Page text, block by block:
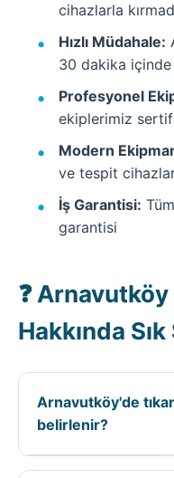
cihazlarla
Hızlı Müdahale:
30 dakika
Profesyonel
ekiplerimiz
Modern
ve tespit
İş Garantisi:
garantisi
❓ Arnavutköy
Hakkında
Arnavutköy'de
belirlenir?
Arnavutköy